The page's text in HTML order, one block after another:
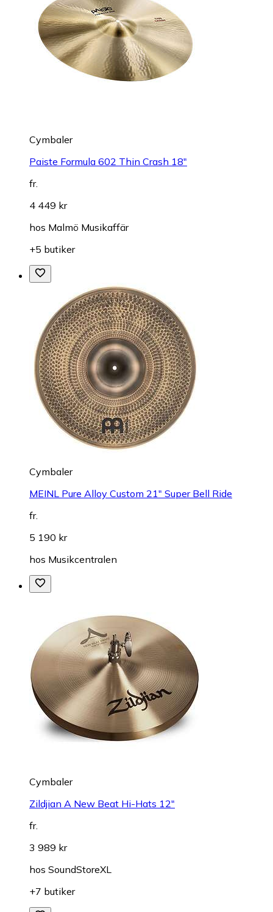
Cymbaler
Paiste Formula 602 Thin Crash 18"
fr.
4 449 kr
hos Malmö Musikaffär
+5 butiker
Cymbaler
MEINL Pure Alloy Custom 21" Super Bell Ride
fr.
5 190 kr
hos Musikcentralen
Cymbaler
Zildjian A New Beat Hi-Hats 12"
fr.
3 989 kr
hos SoundStoreXL
+7 butiker